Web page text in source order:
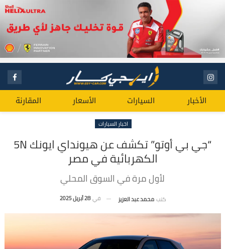
الأخبار السيارات الأسعار المقارنة
اخبار السيارات
“جي بي أوتو” تكشف عن هيونداي ايونك 5N
الكهربائية في مصر
لأول مرة في السوق المحلي
كتب محمد عبد العزيز في 28 أبريل 2025